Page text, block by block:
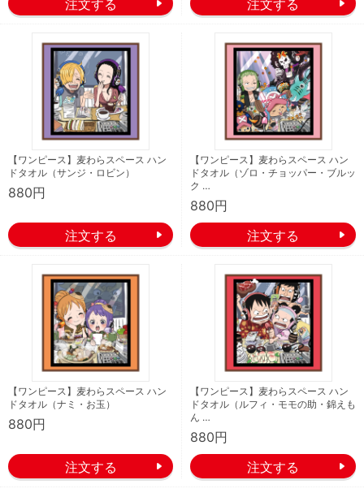
【ワンピース】麦わらスペース ハン
ドタオル（サンジ・ロビン）
880円
【ワンピース】麦わらスペース ハン
ドタオル（ゾロ・チョッパー・ブルッ
ク …
880円
【ワンピース】麦わらスペース ハン
ドタオル（ナミ・お玉）
880円
【ワンピース】麦わらスペース ハン
ドタオル（ルフィ・モモの助・錦えも
ん …
880円